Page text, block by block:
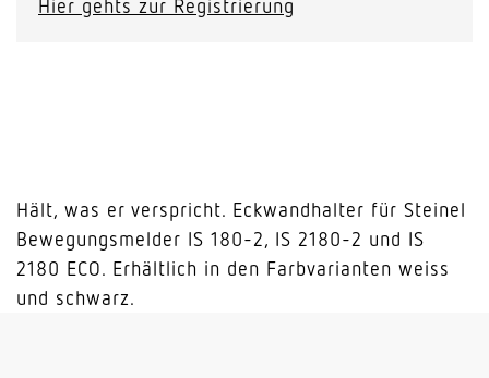
2180
ECO
weiss
Menge
Hier gehts zur Registrierung
Hält, was er verspricht. Eckwandhalter für Steinel
Bewegungsmelder IS 180-2, IS 2180-2 und IS
2180 ECO. Erhältlich in den Farbvarianten weiss
und schwarz.